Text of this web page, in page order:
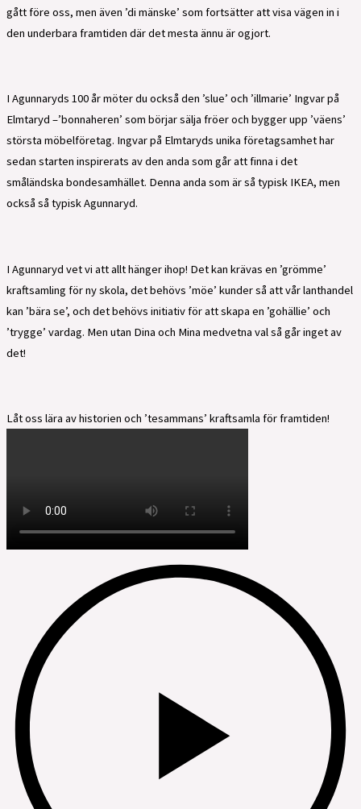
gått före oss, men även ’di mänske’ som fortsätter att visa vägen in i
den underbara framtiden där det mesta ännu är ogjort.
I Agunnaryds 100 år möter du också den ’slue’ och ’illmarie’ Ingvar på
Elmtaryd –’bonnaheren’ som börjar sälja fröer och bygger upp ’väens’
största möbelföretag. Ingvar på Elmtaryds unika företagsamhet har
sedan starten inspirerats av den anda som går att finna i det
småländska bondesamhället. Denna anda som är så typisk IKEA, men
också så typisk Agunnaryd.
I Agunnaryd vet vi att allt hänger ihop! Det kan krävas en ’grömme’
kraftsamling för ny skola, det behövs ’möe’ kunder så att vår lanthandel
kan ’bära se’, och det behövs initiativ för att skapa en ’gohällie’ och
’trygge’ vardag. Men utan Dina och Mina medvetna val så går inget av
det!
Låt oss lära av historien och ’tesammans’ kraftsamla för framtiden!